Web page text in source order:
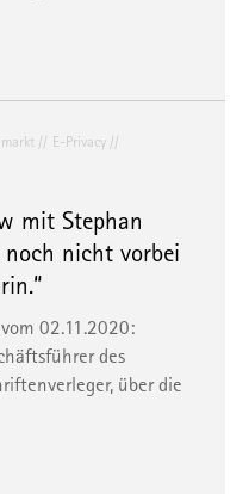
E-Privacy
mit Stephan
noch nicht vorbei
vom 02.11.2020:
des
über die